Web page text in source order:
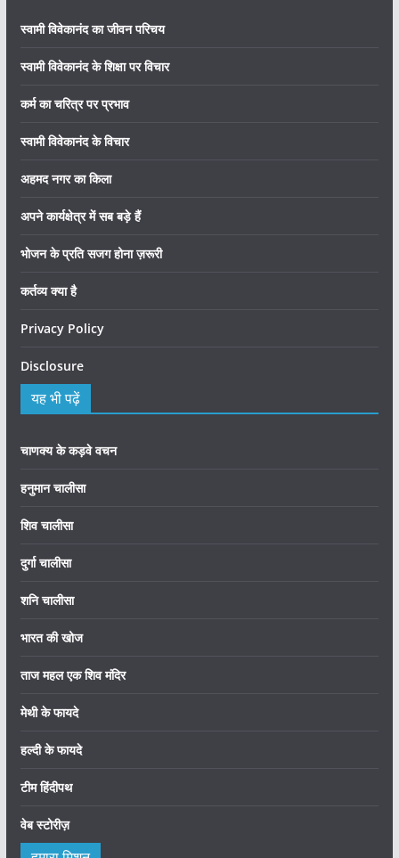
स्वामी विवेकानंद का जीवन परिचय
स्वामी विवेकानंद के शिक्षा पर विचार
कर्म का चरित्र पर प्रभाव
स्वामी विवेकानंद के विचार
अहमद नगर का किला
अपने कार्यक्षेत्र में सब बड़े हैं
भोजन के प्रति सजग होना ज़रूरी
कर्तव्य क्या है
Privacy Policy
Disclosure
यह भी पढ़ें
चाणक्य के कड़वे वचन
हनुमान चालीसा
शिव चालीसा
दुर्गा चालीसा
शनि चालीसा
भारत की खोज
ताज महल एक शिव मंदिर
मेथी के फायदे
हल्दी के फायदे
टीम हिंदीपथ
वेब स्टोरीज़